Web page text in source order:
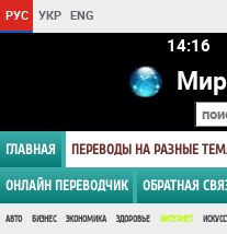
РУС УКР ENG
14 16
ГЛАВНАЯ ПЕРЕВОДЫ НА РАЗНЫЕ
ОНЛАЙН ПЕРЕВОДЧИК ОБРАТНАЯ
АВТО БИЗНЕС ЭКОНОМИКА ЗДОРОВЬЕ ИНТЕРНЕТ